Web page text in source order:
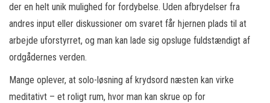
der en helt unik mulighed for fordybelse. Uden afbrydelser fra
andres input eller diskussioner om svaret får hjernen plads til at
arbejde uforstyrret, og man kan lade sig opsluge fuldstændigt af
ordgådernes verden.
Mange oplever, at solo-løsning af krydsord næsten kan virke
meditativt – et roligt rum, hvor man kan skrue op for